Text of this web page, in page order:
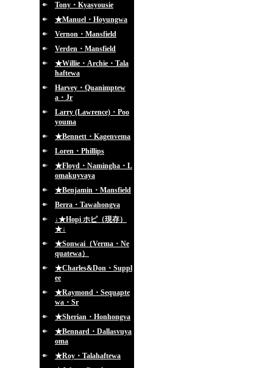
Tony・Kyasyousie
★Manuel・Hoyungwa
Vernon・Mansfield
Verden・Mansfield
★Willie・Archie・Tala
haftewa
Harvey・Quanimptew
a・Jr
Larry (Lawrence)・Poo
youma
★Bennett・Kagenvema
Loren・Phillips
★Floyd・Namingha・L
omakuyvaya
★Benjamin・Mansfield
Berra・Tawahongva
↓★Hopi ホピ（現存）
★↓
★Sonwai（Verma・Ne
quatewa）
★Charles&Don・Suppl
ee
★Raymond・Sequapte
wa・Sr
★Sherian・Honhongva
★Bennard・Dallasvuya
oma
★Roy・Talahaftewa